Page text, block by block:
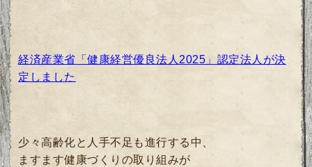
経済産業省「健康経営優良法人2025」認定法人が決
定しました
少々高齢化と人手不足も進行する中、
ますます健康づくりの取り組みが